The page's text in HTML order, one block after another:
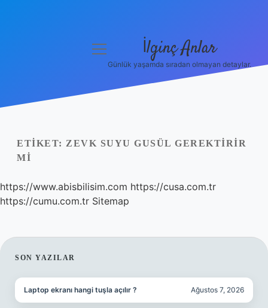
Yasal Uyarı
menüyü
İlginç Anlar
Günlük yaşamda sıradan olmayan detaylar.
ETIKET: ZEVK SUYU GUSÜL GEREKTIRIR
MI
https://www.abisbilisim.com https://cusa.com.tr
https://cumu.com.tr Sitemap
SIDEBAR
SON YAZILAR
Laptop ekranı hangi tuşla açılır ? Ağustos 7, 2026